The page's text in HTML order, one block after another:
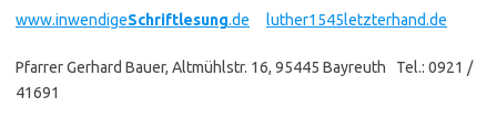
www.inwendigeSchriftlesung.de luther1545letzterhand.de
Pfarrer Gerhard Bauer, Altmühlstr. 16, 95445 Bayreuth Tel.: 0921 /
41691